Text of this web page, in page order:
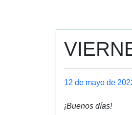
Publicado
12 de mayo de
¡Buenos días!